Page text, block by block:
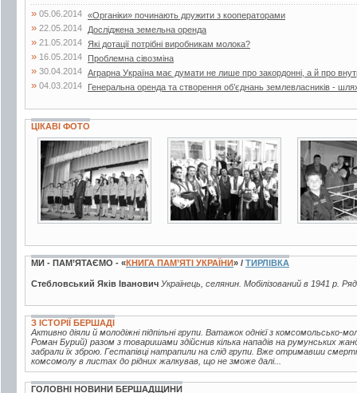
» 05.06.2014 «Органіки» починають дружити з кооператорами
» 22.05.2014 Досліджена земельна оренда
» 21.05.2014 Які дотації потрібні виробникам молока?
» 16.05.2014 Проблемна сівозміна
» 30.04.2014 Аграрна Україна має думати не лише про закордонні, а й про
» 04.03.2014 Генеральна оренда та створення об’єднань землевласників -
ЦІКАВІ ФОТО
2 фото 2 фото 2 фото
МИ - ПАМ’ЯТАЄМО - «КНИГА ПАМ’ЯТІ УКРАЇНИ» / ТИРЛІВКА
Стебловський Яків Іванович Українець, селянин. Мобілізований в 1941 р.
З ІСТОРІЇ БЕРШАДІ
Активно діяли й молодіжні підпільні групи. Ватажок однієї з комсомольсько-
Роман Бурий) разом з товаришами здійснив кілька нападів на румунських
забрали їх зброю. Гестапівці натрапили на слід групи. Вже отримавши
комсомолу в листах до рідних жалкував, що не зможе далі...
ГОЛОВНІ НОВИНИ БЕРШАДЩИНИ